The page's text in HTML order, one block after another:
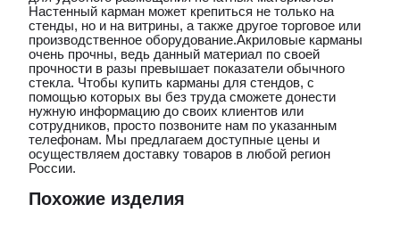
Настенный карман может крепиться не только на
стенды, но и на витрины, а также другое торговое или
производственное оборудование.Акриловые карманы
очень прочны, ведь данный материал по своей
прочности в разы превышает показатели обычного
стекла. Чтобы купить карманы для стендов, с
помощью которых вы без труда сможете донести
нужную информацию до своих клиентов или
сотрудников, просто позвоните нам по указанным
телефонам. Мы предлагаем доступные цены и
осуществляем доставку товаров в любой регион
России.
Похожие изделия